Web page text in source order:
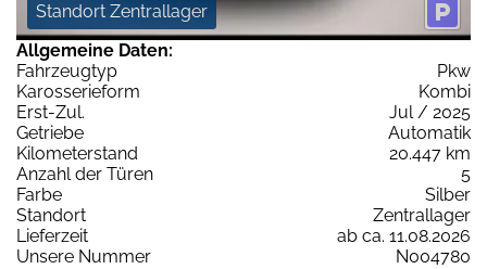
Standort Zentrallager
Allgemeine Daten:
Fahrzeugtyp
Pkw
Karosserieform
Kombi
Erst-Zul.
Jul / 2025
Getriebe
Automatik
Kilometerstand
20.447 km
Anzahl der Türen
5
Farbe
Silber
Standort
Zentrallager
Lieferzeit
ab ca. 11.08.2026
Unsere Nummer
N004780